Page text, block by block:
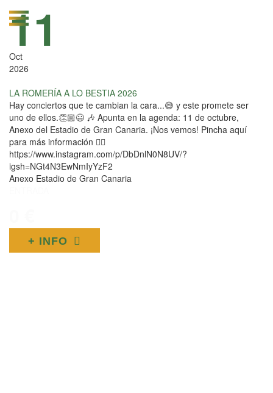
11
Oct
2026
LA ROMERÍA A LO BESTIA 2026
Hay conciertos que te cambian la cara...😅 y este promete ser
uno de ellos.👏🏼😃 🎶 Apunta en la agenda: 11 de octubre,
Anexo del Estadio de Gran Canaria. ¡Nos vemos! Pincha aquí
para más información 👇🏼
https://www.instagram.com/p/DbDnlN0N8UV/?
igsh=NGt4N3EwNmIyYzF2
Anexo Estadio de Gran Canaria
+ INFO